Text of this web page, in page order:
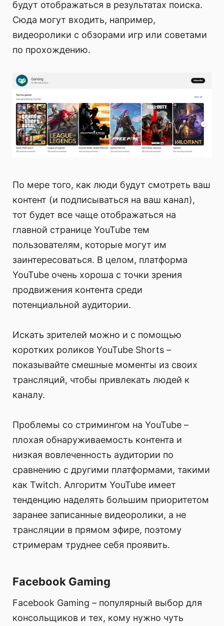
будут отображаться в результатах поиска.
Сюда могут входить, например,
видеоролики с обзорами игр или советами
по прохождению.
По мере того, как люди будут смотреть ваш
контент (и подписываться на ваш канал),
тот будет все чаще отображаться на
главной странице YouTube тем
пользователям, которые могут им
заинтересоваться. В целом, платформа
YouTube очень хороша с точки зрения
продвижения контента среди
потенциальной аудитории.
Искать зрителей можно и с помощью
коротких роликов YouTube Shorts –
показывайте смешные моменты из своих
трансляций, чтобы привлекать людей к
каналу.
Проблемы со стримингом на YouTube –
плохая обнаруживаемость контента и
низкая вовлеченность аудитории по
сравнению с другими платформами, такими
как Twitch. Алгоритм YouTube имеет
тенденцию наделять большим приоритетом
заранее записанные видеоролики, а не
трансляции в прямом эфире, поэтому
стримерам труднее себя проявить.
Facebook Gaming
Facebook Gaming – популярный выбор для
консольщиков и тех, кому нужно чуть